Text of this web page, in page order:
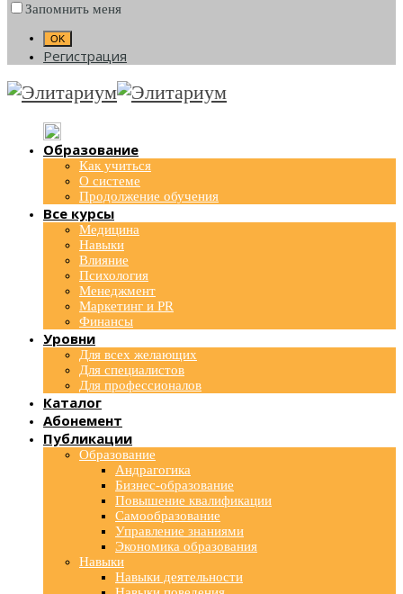
Запомнить меня
Регистрация
Образование
Как учиться
О системе
Продолжение обучения
Все курсы
Медицина
Навыки
Влияние
Психология
Менеджмент
Маркетинг и PR
Финансы
Уровни
Для всех желающих
Для специалистов
Для профессионалов
Каталог
Абонемент
Публикации
Образование
Андрагогика
Бизнес-образование
Повышение квалификации
Самообразование
Управление знаниями
Экономика образования
Навыки
Навыки деятельности